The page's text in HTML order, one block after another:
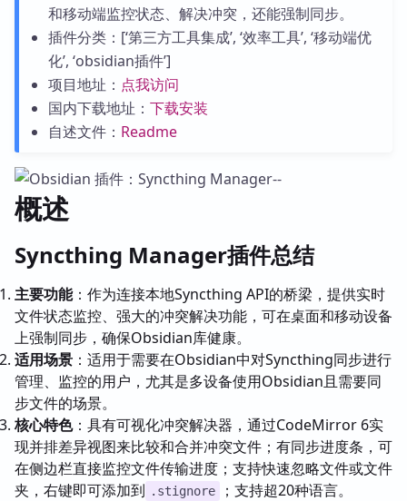
和移动端监控状态、解决冲突，还能强制同步。
插件分类：[‘第三方工具集成’, ‘效率工具’, ‘移动端优
化’, ‘obsidian插件’]
项目地址： 点我访问
国内下载地址： 下载安装
自述文件： Readme
概述
Syncthing Manager插件总结
主要功能：作为连接本地Syncthing API的桥梁，提供实时
文件状态监控、强大的冲突解决功能，可在桌面和移动设备
上强制同步，确保Obsidian库健康。
适用场景 ：适用于需要在Obsidian中对Syncthing同步进行
管理、监控的用户，尤其是多设备使用Obsidian且需要同
步文件的场景。
核心特色：具有可视化冲突解决器，通过CodeMirror 6实
现并排差异视图来比较和合并冲突文件；有同步进度条，可
在侧边栏直接监控文件传输进度；支持快速忽略文件或文件
夹，右键即可添加到 .stignore
；支持超20种语言。